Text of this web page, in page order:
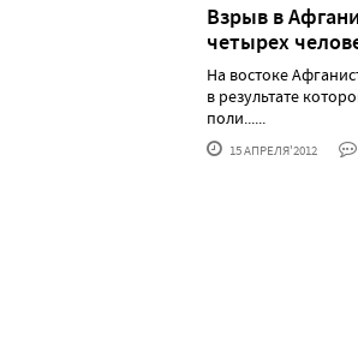
Взрыв в
четырех
На востоке
в результате
поли......
15 АПРЕЛЯ'2012